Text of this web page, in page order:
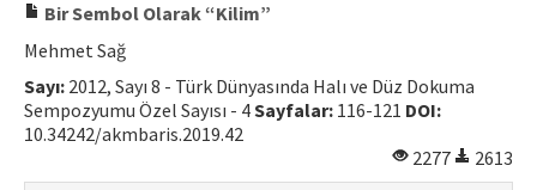
Bir Sembol Olarak “Kilim”
Mehmet Sağ
Sayı: 2012, Sayı 8 - Türk Dünyasında Halı ve Düz Dokuma
Sempozyumu Özel Sayısı - 4Sayfalar: 116-121 DOI:
10.34242/akmbaris.2019.42
2277
2613